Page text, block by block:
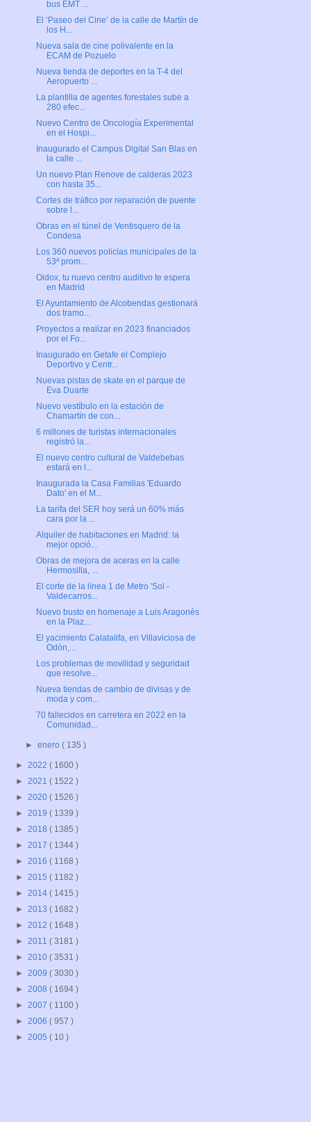
bus EMT ...
El ‘Paseo del Cine’ de la calle de Martín de
los H...
Nueva sala de cine polivalente en la
ECAM de Pozuelo
Nueva tienda de deportes en la T-4 del
Aeropuerto ...
La plantilla de agentes forestales sube a
280 efec...
Nuevo Centro de Oncología Experimental
en el Hospi...
Inaugurado el Campus Digital San Blas en
la calle ...
Un nuevo Plan Renove de calderas 2023
con hasta 35...
Cortes de tráfico por reparación de puente
sobre l...
Obras en el túnel de Ventisquero de la
Condesa
Los 360 nuevos policías municipales de la
53ª prom...
Oidox, tu nuevo centro auditivo te espera
en Madrid
El Ayuntamiento de Alcobendas gestionará
dos tramo...
Proyectos a realizar en 2023 financiados
por el Fo...
Inaugurado en Getafe el Complejo
Deportivo y Centr...
Nuevas pistas de skate en el parque de
Eva Duarte
Nuevo vestíbulo en la estación de
Chamartín de con...
6 millones de turistas internacionales
registró la...
El nuevo centro cultural de Valdebebas
estará en l...
Inaugurada la Casa Familias 'Eduardo
Dato' en el M...
La tarifa del SER hoy será un 60% más
cara por la ...
Alquiler de habitaciones en Madrid: la
mejor opció...
Obras de mejora de aceras en la calle
Hermosilla, ...
El corte de la línea 1 de Metro 'Sol -
Valdecarros...
Nuevo busto en homenaje a Luis Aragonés
en la Plaz...
El yacimiento Calatalifa, en Villaviciosa de
Odón,...
Los problemas de movilidad y seguridad
que resolve...
Nueva tiendas de cambio de divisas y de
moda y com...
70 fallecidos en carretera en 2022 en la
Comunidad...
►enero( 135 )
► 2022 ( 1600 )
► 2021 ( 1522 )
► 2020 ( 1526 )
► 2019 ( 1339 )
► 2018 ( 1385 )
► 2017 ( 1344 )
► 2016 ( 1168 )
► 2015 ( 1182 )
► 2014 ( 1415 )
► 2013 ( 1682 )
► 2012 ( 1648 )
► 2011 ( 3181 )
► 2010 ( 3531 )
► 2009 ( 3030 )
► 2008 ( 1694 )
► 2007 ( 1100 )
► 2006 ( 957 )
► 2005 ( 10 )